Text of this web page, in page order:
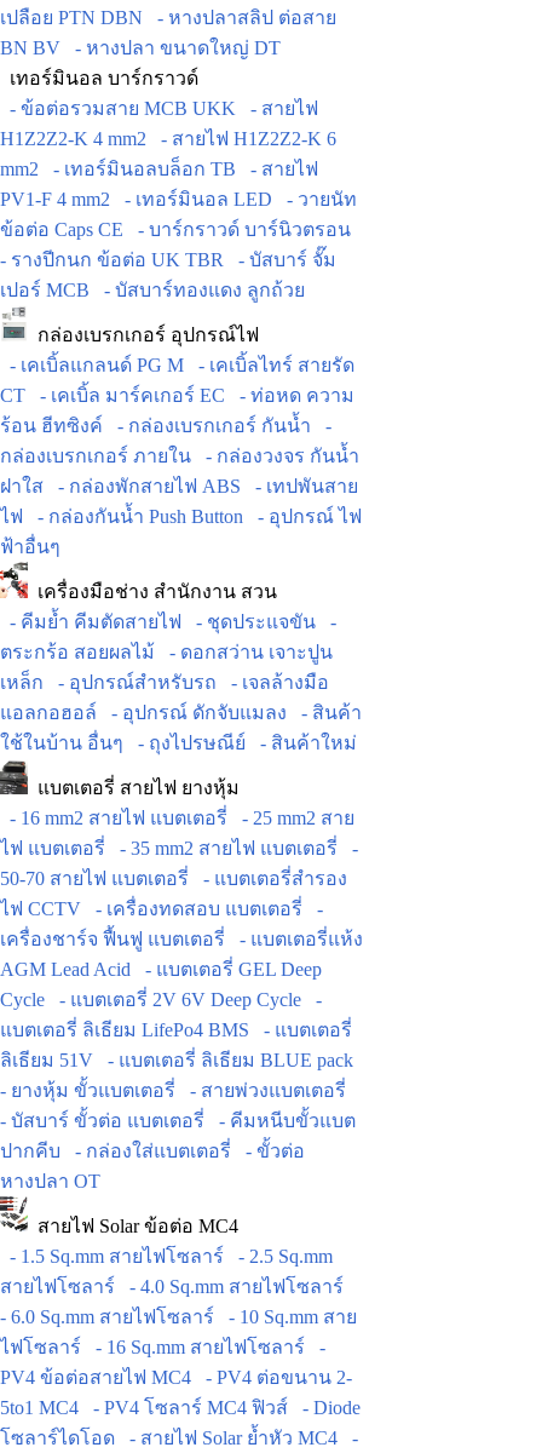
เปลือย PTN DBN
- หางปลาสลิป ต่อสาย
BN BV
- หางปลา ขนาดใหญ่ DT
เทอร์มินอล บาร์กราวด์
- ข้อต่อรวมสาย MCB UKK
- สายไฟ
H1Z2Z2-K 4 mm2
- สายไฟ H1Z2Z2-K 6
mm2
- เทอร์มินอลบล็อก TB
- สายไฟ
PV1-F 4 mm2
- เทอร์มินอล LED
- วายนัท
ข้อต่อ Caps CE
- บาร์กราวด์ บาร์นิวตรอน
- รางปีกนก ข้อต่อ UK TBR
- บัสบาร์ จั๊ม
เปอร์ MCB
- บัสบาร์ทองแดง ลูกถ้วย
กล่องเบรกเกอร์ อุปกรณ์ไฟ
- เคเบิ้ลแกลนด์ PG M
- เคเบิ้ลไทร์ สายรัด
CT
- เคเบิ้ล มาร์คเกอร์ EC
- ท่อหด ความ
ร้อน ฮีทซิงค์
- กล่องเบรกเกอร์ กันน้ำ
-
กล่องเบรกเกอร์ ภายใน
- กล่องวงจร กันน้ำ
ฝาใส
- กล่องพักสายไฟ ABS
- เทปพันสาย
ไฟ
- กล่องกันน้ำ Push Button
- อุปกรณ์ ไฟ
ฟ้าอื่นๆ
เครื่องมือช่าง สำนักงาน สวน
- คีมย้ำ คีมตัดสายไฟ
- ชุดประแจขัน
-
ตระกร้อ สอยผลไม้
- ดอกสว่าน เจาะปูน
เหล็ก
- อุปกรณ์สำหรับรถ
- เจลล้างมือ
แอลกอฮอล์
- อุปกรณ์ ดักจับแมลง
- สินค้า
ใช้ในบ้าน อื่นๆ
- ถุงไปรษณีย์ - สินค้าใหม่
แบตเตอรี่ สายไฟ ยางหุ้ม
- 16 mm2 สายไฟ แบตเตอรี่
- 25 mm2 สาย
ไฟ แบตเตอรี่
- 35 mm2 สายไฟ แบตเตอรี่
-
50-70 สายไฟ แบตเตอรี่
- แบตเตอรี่สำรอง
ไฟ CCTV
- เครื่องทดสอบ แบตเตอรี่
-
เครื่องชาร์จ ฟื้นฟู แบตเตอรี่
- แบตเตอรี่แห้ง
AGM Lead Acid
- แบตเตอรี่ GEL Deep
Cycle
- แบตเตอรี่ 2V 6V Deep Cycle
-
แบตเตอรี่ ลิเธียม LifePo4 BMS
- แบตเตอรี่
ลิเธียม 51V
- แบตเตอรี่ ลิเธียม BLUE pack
- ยางหุ้ม ขั้วแบตเตอรี่
- สายพ่วงแบตเตอรี่
- บัสบาร์ ขั้วต่อ แบตเตอรี่
- คีมหนีบขั้วแบต
ปากคีบ
- กล่องใส่แบตเตอรี่
- ขั้วต่อ
หางปลา OT
สายไฟ Solar ข้อต่อ MC4
- 1.5 Sq.mm สายไฟโซลาร์
- 2.5 Sq.mm
สายไฟโซลาร์
- 4.0 Sq.mm สายไฟโซลาร์
- 6.0 Sq.mm สายไฟโซลาร์
- 10 Sq.mm สาย
ไฟโซลาร์
- 16 Sq.mm สายไฟโซลาร์
-
PV4 ข้อต่อสายไฟ MC4
- PV4 ต่อขนาน 2-
5to1 MC4
- PV4 โซลาร์ MC4 ฟิวส์
- Diode
โซลาร์ไดโอด
- สายไฟ Solar ย้ำหัว MC4
-